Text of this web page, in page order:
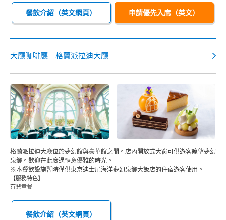
餐飲介紹（英文網頁） 申請優先入席（英文）
大廳咖啡廳 格蘭派拉迪大廳
格蘭派拉迪大廳位於夢幻館與豪華館之間。店內開放式大窗可供遊客瞭望夢幻
泉鄉。歡迎在此度過愜意優雅的時光。
※本餐飲設施暫時僅供東京迪士尼海洋夢幻泉鄉大飯店的住宿遊客使用。
【服務特色】
有兒童餐
餐飲介紹（英文網頁）